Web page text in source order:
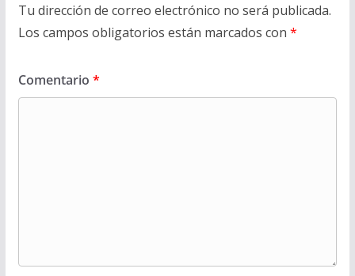
Tu dirección de correo electrónico no será publicada.
Los campos obligatorios están marcados con *
Comentario *